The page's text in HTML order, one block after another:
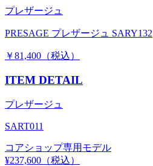
プレザージュ
PRESAGE プレザージュ SARY132
￥81,400（税込）
ITEM DETAIL
プレザージュ
SART011
コアショップ専用モデル
¥237,600（税込）